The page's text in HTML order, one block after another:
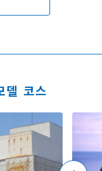
델 코스